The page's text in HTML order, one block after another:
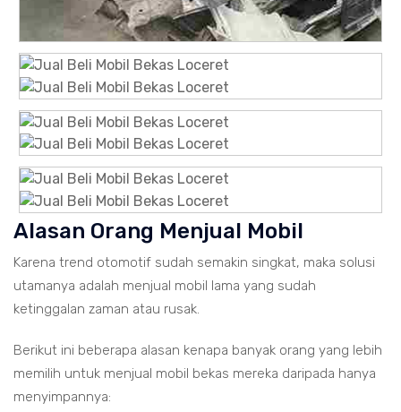
Alasan Orang Menjual Mobil
Karena trend otomotif sudah semakin singkat, maka solusi
utamanya adalah menjual mobil lama yang sudah
ketinggalan zaman atau rusak.
Berikut ini beberapa alasan kenapa banyak orang yang lebih
memilih untuk menjual mobil bekas mereka daripada hanya
menyimpannya: